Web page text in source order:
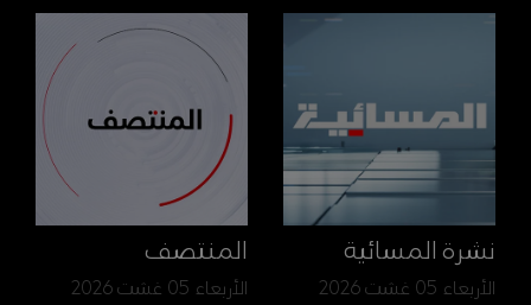
نشرة المسائية
الأربعاء 05 غشت 2026
المنتصف
الأربعاء 05 غشت 2026